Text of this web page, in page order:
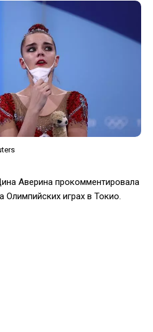
Аверина прокомментировала
играх в Токио.